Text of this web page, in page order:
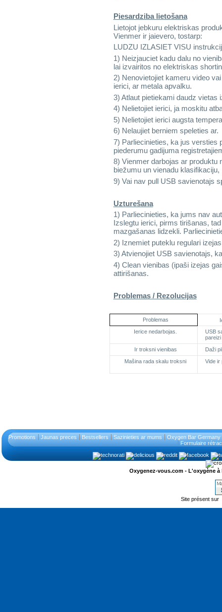
Piesardziba lietošana
Lietojot jebkuru elektriskas
Vienmer ir jaievero, tostarp:
LUDZU IZLASIET VISU
1) Neizjauciet kadu dalu no
lai izvairitos no elektriskas
2) Nenovietojiet kameru video
ierici, ar metala apvalku.
3) Atlaut pietiekami daudz vietas
4) Nelietojiet ierici, ja moskitu
5) Nelietojiet ierici augsta
6) Nelaujiet berniem speleties ar.
7) Parliecinieties, ka jus versties
piederumu gadijuma
8) Vienmer darbojas ar produktu
biežumu un vienadu
9) Vai nav pull USB savienotajs
Uzturešana
1) Parliecinieties, ka jums nav
Izslegtu ierici, pirms tirišanas,
mazgašanas lidzekli.
2) Iznemiet puteklu regulari
3) Atvienojiet USB savienotajs,
4) Clean vienibas (ipaši izejas
attirišanas.
Problemas / Rezolucijas
Problemas
Ierice nedarbojas.
USB
Ir troksni vienibas
Daži
Mašina rada skalu troksni
Vide ir
Promotions Jaunas preces Bestsellers Sazinieties ar mums
Oxygen Bar Germany
Formulaire
Oxygenez-vous.com - L'oxygène
Site présent sur